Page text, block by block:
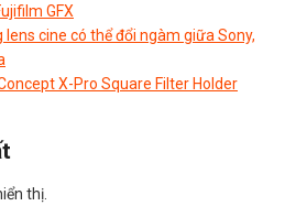
GFX
cine có thể đổi ngàm giữa Sony,
X-Pro Square Filter Holder
thị.